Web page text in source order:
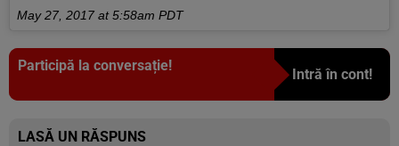
May 27, 2017 at 5:58am PDT
Participă la conversație!
Intră în cont!
LASĂ UN RĂSPUNS